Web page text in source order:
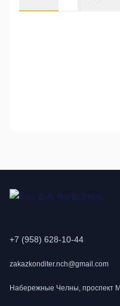
+7 (958) 628-10-44
zakazkonditer.nch@gmail.com
Набережные Челны, проспект